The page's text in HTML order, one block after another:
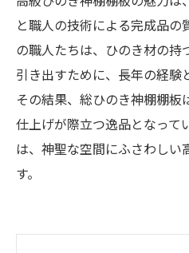
と職人の技術による完成品の
の職人たちは、ひのき材の持
引き出すために、長年の経験
その結果、総ひのき神棚棚
仕上げが際立つ逸品となって
は、神聖な空間にふさわしい
す。